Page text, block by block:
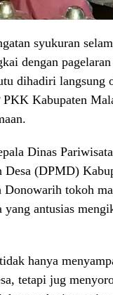
syukuran
dengan
dihadiri
Kabupaten
Dinas
Desa (DPMD)
tokoh
yang antusias
hanya
tetapi jug